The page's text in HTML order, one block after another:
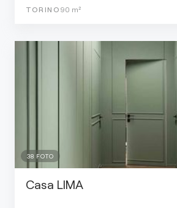
TORINO 90 m²
38 FOTO
Casa LIMA